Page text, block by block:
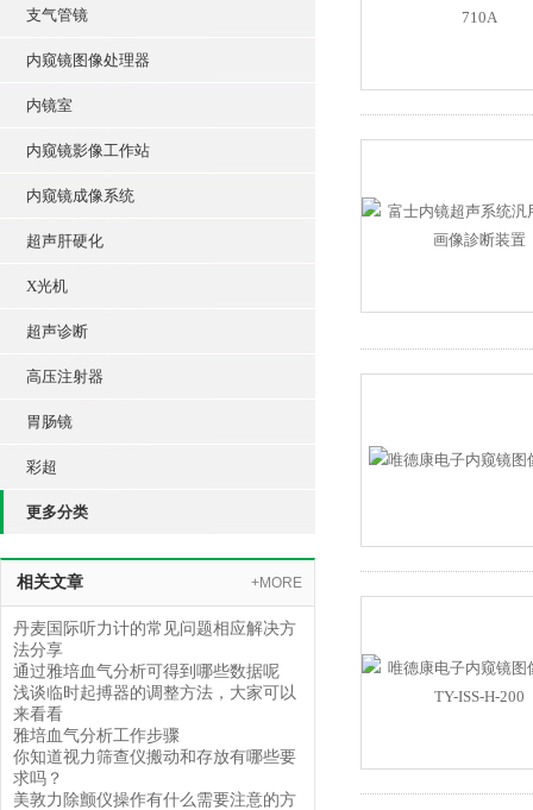
支气管镜
内窥镜图像处理器
内镜室
内窥镜影像工作站
内窥镜成像系统
超声肝硬化
X光机
超声诊断
高压注射器
胃肠镜
彩超
更多分类
相关文章 +MORE
丹麦国际听力计的常见问题相应解决方
法分享
通过雅培血气分析可得到哪些数据呢
浅谈临时起搏器的调整方法，大家可以
来看看
雅培血气分析工作步骤
你知道视力筛查仪搬动和存放有哪些要
求吗？
美敦力除颤仪操作有什么需要注意的方